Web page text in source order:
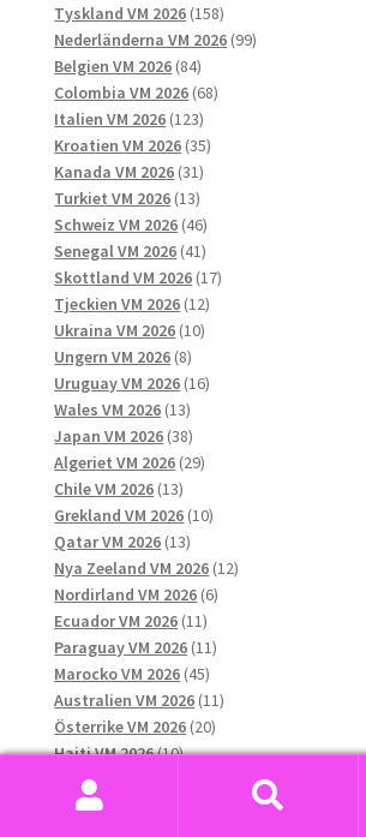
produkter
Tyskland VM 2026 158158
produkter
Nederländerna VM 2026 9999
Belgien VM 2026 8484
produkter
Colombia VM 2026 6868
Italien VM 2026 123123
produkter
Kroatien VM 2026 3535
Kanada VM 2026 3131
produkter
Turkiet VM 2026 1313
produkter
Schweiz VM 2026 4646
produkter
Senegal VM 2026 4141
produkter
Skottland VM 2026 1717
Tjeckien VM 2026 1212
Ukraina VM 2026 1010
Ungern VM 2026 88
produkter
Uruguay VM 2026 1616
Wales VM 2026 1313
produkter
Japan VM 2026 3838
produkter
Algeriet VM 2026 2929
Chile VM 2026 1313
produkter
Grekland VM 2026 1010
Qatar VM 2026 1313
produkter
Nya Zeeland VM 2026 1212
Nordirland VM 2026 66
Ecuador VM 2026 1111
produkter
Paraguay VM 2026 1111
Marocko VM 2026 4545
produkter
Australien VM 2026 1111
Österrike VM 2026 2020
produkter
Haiti VM 2026 1010
Sydkorea VM 2026
produkter
Saudiarabien VM 2026